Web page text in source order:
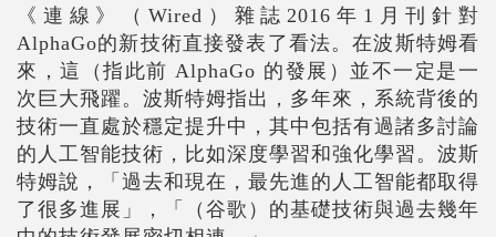
《連線》（Wired）雜誌2016年1月刊針對
AlphaGo的新技術直接發表了看法。在波斯特姆看
來，這（指此前 AlphaGo 的發展）並不一定是一
次巨大飛躍。波斯特姆指出，多年來，系統背後的
技術一直處於穩定提升中，其中包括有過諸多討論
的人工智能技術，比如深度學習和強化學習。波斯
特姆說，「過去和現在，最先進的人工智能都取得
了很多進展」，「（谷歌）的基礎技術與過去幾年